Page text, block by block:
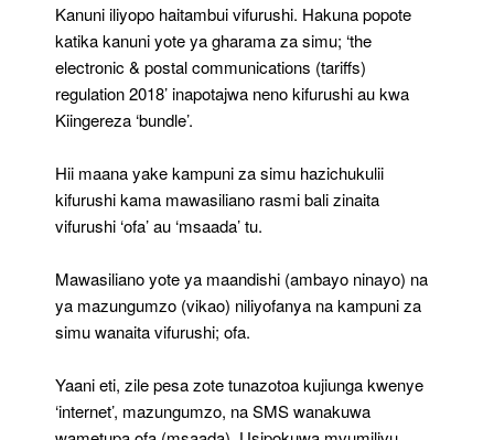
Kanuni iliyopo haitambui vifurushi. Hakuna popote
katika kanuni yote ya gharama za simu; ‘the
electronic & postal communications (tariffs)
regulation 2018’ inapotajwa neno kifurushi au kwa
Kiingereza ‘bundle’.
Hii maana yake kampuni za simu hazichukulii
kifurushi kama mawasiliano rasmi bali zinaita
vifurushi ‘ofa’ au ‘msaada’ tu.
Mawasiliano yote ya maandishi (ambayo ninayo) na
ya mazungumzo (vikao) niliyofanya na kampuni za
simu wanaita vifurushi; ofa.
Yaani eti, zile pesa zote tunazotoa kujiunga kwenye
‘internet’, mazungumzo, na SMS wanakuwa